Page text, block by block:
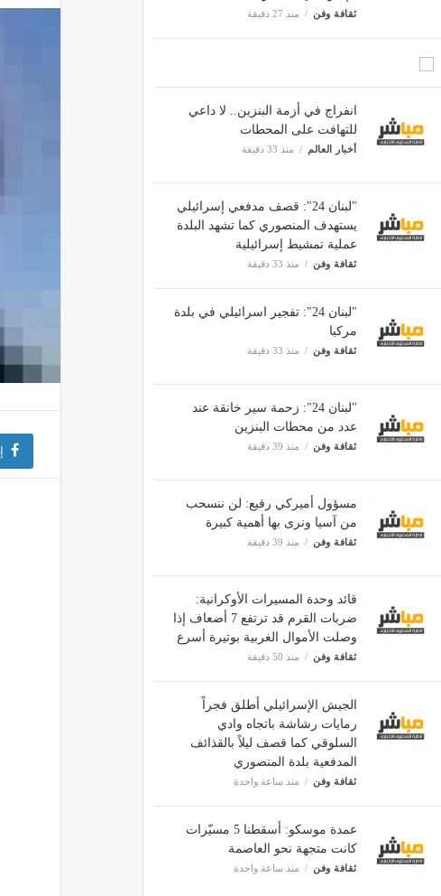
ثقافة وفن منذ 27 دقيقة
انفراج في أزمة البنزين.. لا داعي
للتهافت على المحطات
أخبار العالم منذ 33 دقيقة
"لبنان 24": قصف مدفعي إسرائيلي
يستهدف المنصوري كما تشهد البلدة
عملية تمشيط إسرائيلية
ثقافة وفن منذ 33 دقيقة
"لبنان 24": تفجير اسرائيلي في بلدة
مركبا
ثقافة وفن منذ 33 دقيقة
"لبنان 24": زحمة سير خانقة عند
عدد من محطات البنزين
ثقافة وفن منذ 39 دقيقة
مسؤول أميركي رفيع: لن ننسحب
من آسيا ونرى بها أهمية كبيرة
ثقافة وفن منذ 39 دقيقة
قائد وحدة المسيرات الأوكرانية:
ضربات القرم قد ترتفع 7 أضعاف إذا
وصلت الأموال الغربية بوتيرة أسرع
ثقافة وفن منذ 50 دقيقة
الجيش الإسرائيلي أطلق فجراً
رمايات رشاشة باتجاه وادي
السلوقي كما قصف ليلاً بالقذائف
المدفعية بلدة المنصوري
ثقافة وفن منذ ساعة واحدة
عمدة موسكو: أسقطنا 5 مسيّرات
كانت متجهة نحو العاصمة
ثقافة وفن منذ ساعة واحدة